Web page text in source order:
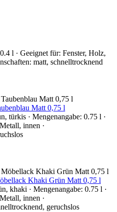
l · Geeignet für: Fenster, Holz,
matt, schnelltrocknend
Matt 0,75 l
türkis · Mengenangabe: 0.75 l ·
innen ·
Khaki Grün Matt 0,75 l
khaki · Mengenangabe: 0.75 l ·
innen ·
geruchslos